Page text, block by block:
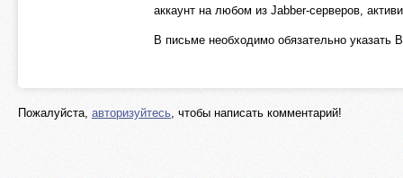
аккаунт на любом из Jabber-серверов,
В письме необходимо обязательно
Пожалуйста, авторизуйтесь, чтобы написать комментарий!